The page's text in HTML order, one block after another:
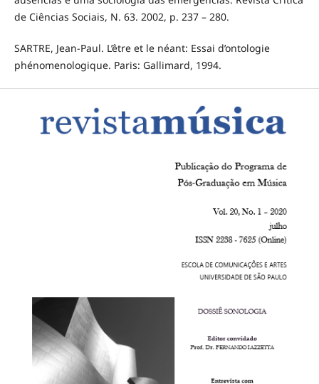
de Ciências Sociais, N. 63. 2002, p. 237 – 280.
SARTRE, Jean-Paul. L’être et le néant: Essai d’ontologie
phénomenologique. Paris: Gallimard, 1994.